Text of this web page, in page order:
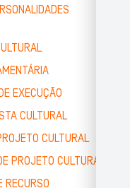
EXECUÇÃO
CULTURAL
CULTURAL
PROJETO CULTURAL
RECURSO